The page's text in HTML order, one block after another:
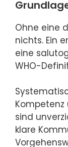
Ohne eine
nichts. Ein
eine
WHO-
Kompetenz
sind
klare